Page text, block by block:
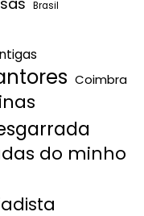
Brasil
Coimbra
do minho